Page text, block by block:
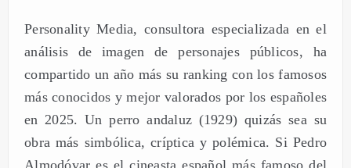
Personality Media, consultora especializada en el
análisis de imagen de personajes públicos, ha
compartido un año más su ranking con los famosos
más conocidos y mejor valorados por los españoles
en 2025. Un perro andaluz (1929) quizás sea su
obra más simbólica, críptica y polémica. Si Pedro